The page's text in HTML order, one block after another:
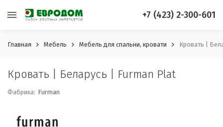
+7 (423) 2-300-601
Главная Мебель Мебель для спальни, кровати Кровать |
Кровать | Беларусь | Furman Plat
Фабрика: Furman